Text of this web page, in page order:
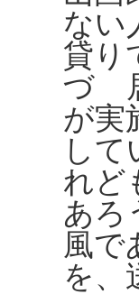
ない
貸り
づゝ
が実
し
れど
あろ
風で
を、